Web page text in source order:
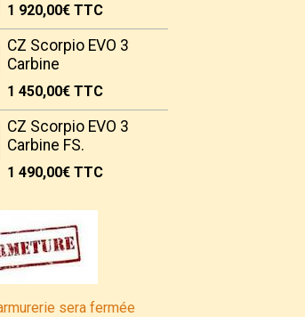
1 920,00€TTC
CZ Scorpio EVO 3
Carbine
1 450,00€TTC
CZ Scorpio EVO 3
Carbine FS.
1 490,00€TTC
sera fermée